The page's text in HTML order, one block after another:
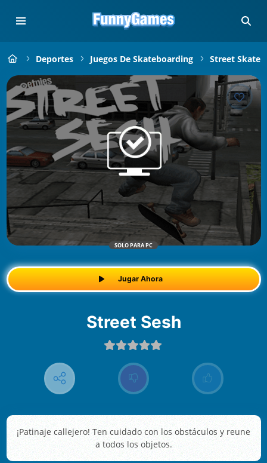
Deportes Juegos De Skateboarding Street Skate
SOLO PARA PC
Jugar Ahora
Street Sesh
¡Patinaje callejero! Ten cuidado con los obstáculos y reune
a todos los objetos.